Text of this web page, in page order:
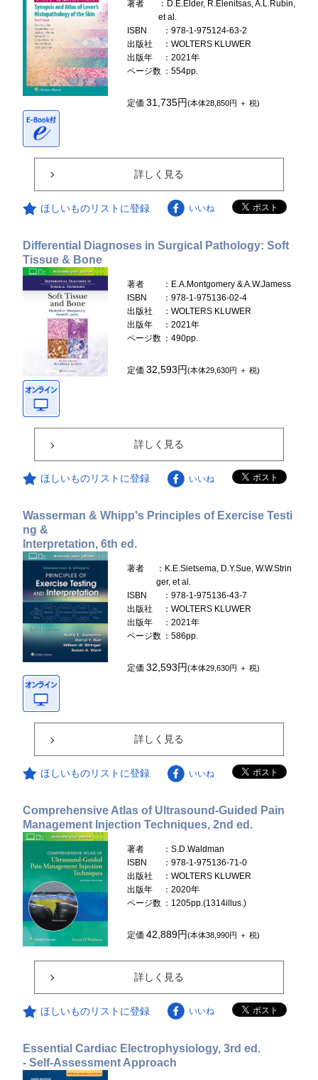
著者
：D.E.Elder, R.Elenitsas, A.L.Rubin,
et al.
ISBN
：978-1-975124-63-2
出版社
：WOLTERS KLUWER
出版年
：2021年
ページ数 ：554pp.
定価31,735円(本体28,850円 ＋ 税)
詳しく見る
ほしいものリストに登録 いいね
Differential Diagnoses in Surgical Pathology: Soft
Tissue & Bone
著者
：E.A.Montgomery & A.W.Jamess
ISBN
：978-1-975136-02-4
出版社
：WOLTERS KLUWER
出版年
：2021年
ページ数 ：490pp.
定価32,593円(本体29,630円 ＋ 税)
詳しく見る
ほしいものリストに登録 いいね
Wasserman & Whipp's Principles of Exercise Testi
ng &
Interpretation, 6th ed.
著者
：K.E.Sietsema, D.Y.Sue, W.W.Strin
ger, et al.
ISBN
：978-1-975136-43-7
出版社
：WOLTERS KLUWER
出版年
：2021年
ページ数 ：586pp.
定価32,593円(本体29,630円 ＋ 税)
詳しく見る
ほしいものリストに登録 いいね
Comprehensive Atlas of Ultrasound-Guided Pain
Management Injection Techniques, 2nd ed.
著者
：S.D.Waldman
ISBN
：978-1-975136-71-0
出版社
：WOLTERS KLUWER
出版年
：2020年
ページ数 ：1205pp.(1314illus.)
定価42,889円(本体38,990円 ＋ 税)
詳しく見る
ほしいものリストに登録 いいね
Essential Cardiac Electrophysiology, 3rd ed.
- Self-Assessment Approach